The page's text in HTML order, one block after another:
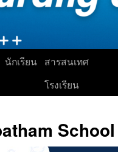
นักเรียน สารสนเทศ
โรงเรียน
School